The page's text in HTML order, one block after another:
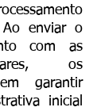
Ao enviar o
com as
os
garantir
inicial